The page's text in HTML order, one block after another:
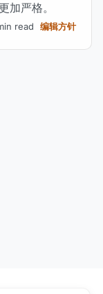
加严格。
read 编辑方针